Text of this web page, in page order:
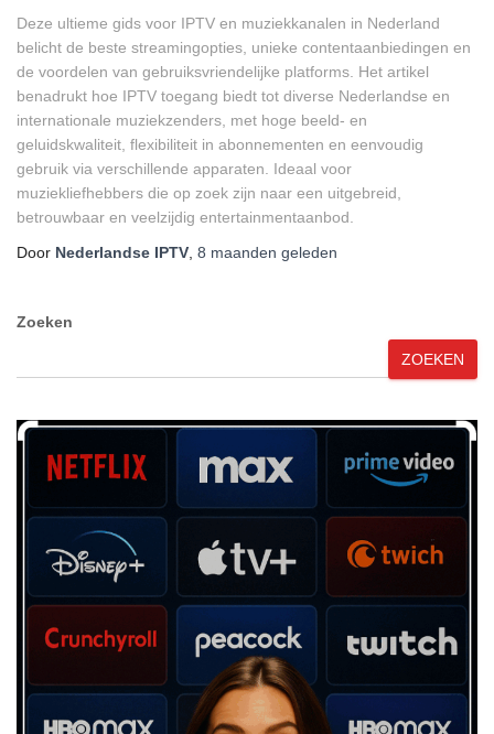
Deze ultieme gids voor IPTV en muziekkanalen in Nederland
belicht de beste streamingopties, unieke contentaanbiedingen en
de voordelen van gebruiksvriendelijke platforms. Het artikel
benadrukt hoe IPTV toegang biedt tot diverse Nederlandse en
internationale muziekzenders, met hoge beeld- en
geluidskwaliteit, flexibiliteit in abonnementen en eenvoudig
gebruik via verschillende apparaten. Ideaal voor
muziekliefhebbers die op zoek zijn naar een uitgebreid,
betrouwbaar en veelzijdig entertainmentaanbod.
Door Nederlandse IPTV 8 maanden geleden
Zoeken
ZOEKEN